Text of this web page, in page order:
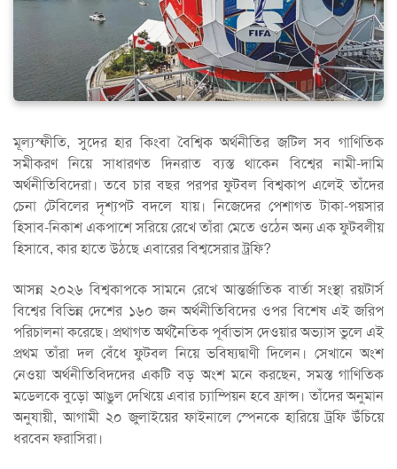
মূল্যস্ফীতি, সুদের হার কিংবা বৈশ্বিক অর্থনীতির জটিল সব গাণিতিক
সমীকরণ নিয়ে সাধারণত দিনরাত ব্যস্ত থাকেন বিশ্বের নামী-দামি
অর্থনীতিবিদেরা। তবে চার বছর পরপর ফুটবল বিশ্বকাপ এলেই তাঁদের
চেনা টেবিলের দৃশ্যপট বদলে যায়। নিজেদের পেশাগত টাকা-পয়সার
হিসাব-নিকাশ একপাশে সরিয়ে রেখে তাঁরা মেতে ওঠেন অন্য এক ফুটবলীয়
হিসাবে, কার হাতে উঠছে এবারের বিশ্বসেরার ট্রফি?
আসন্ন ২০২৬ বিশ্বকাপকে সামনে রেখে আন্তর্জাতিক বার্তা সংস্থা রয়টার্স
বিশ্বের বিভিন্ন দেশের ১৬০ জন অর্থনীতিবিদের ওপর বিশেষ এই জরিপ
পরিচালনা করেছে। প্রথাগত অর্থনৈতিক পূর্বাভাস দেওয়ার অভ্যাস ভুলে এই
প্রথম তাঁরা দল বেঁধে ফুটবল নিয়ে ভবিষ্যদ্বাণী দিলেন। সেখানে অংশ
নেওয়া অর্থনীতিবিদদের একটি বড় অংশ মনে করছেন, সমস্ত গাণিতিক
মডেলকে বুড়ো আঙুল দেখিয়ে এবার চ্যাম্পিয়ন হবে ফ্রান্স। তাঁদের অনুমান
অনুযায়ী, আগামী ২০ জুলাইয়ের ফাইনালে স্পেনকে হারিয়ে ট্রফি উঁচিয়ে
ধরবেন ফরাসিরা।